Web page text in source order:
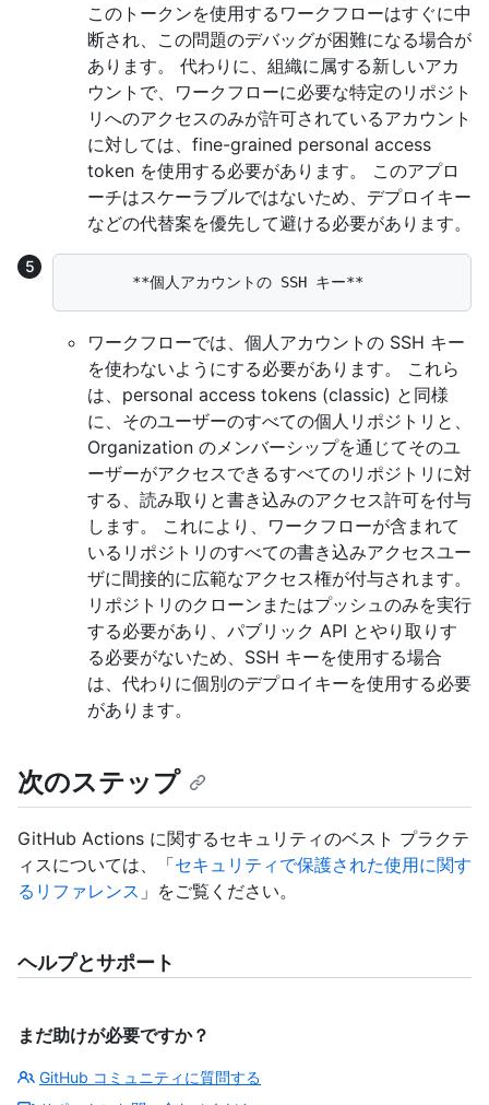
このトークンを使用するワークフローはすぐに中
断され、この問題のデバッグが困難になる場合が
あります。 代わりに、組織に属する新しいアカ
ウントで、ワークフローに必要な特定のリポジト
リへのアクセスのみが許可されているアカウント
に対しては、fine-grained personal access
token を使用する必要があります。 このアプロ
ーチはスケーラブルではないため、デプロイキー
などの代替案を優先して避ける必要があります。
ワークフローでは、個人アカウントの SSH キー
を使わないようにする必要があります。 これら
は、personal access tokens (classic) と同様
に、そのユーザーのすべての個人リポジトリと、
Organization のメンバーシップを通じてそのユ
ーザーがアクセスできるすべてのリポジトリに対
する、読み取りと書き込みのアクセス許可を付与
します。 これにより、ワークフローが含まれて
いるリポジトリのすべての書き込みアクセスユー
ザに間接的に広範なアクセス権が付与されます。
リポジトリのクローンまたはプッシュのみを実行
する必要があり、パブリック API とやり取りす
る必要がないため、SSH キーを使用する場合
は、代わりに個別のデプロイキーを使用する必要
があります。
次のステップ
GitHub Actions に関するセキュリティのベスト プラクテ
ィスについては、「セキュリティで保護された使用に関す
るリファレンス 」をご覧ください。
ヘルプとサポート
まだ助けが必要ですか？
GitHub コミュニティに質問する